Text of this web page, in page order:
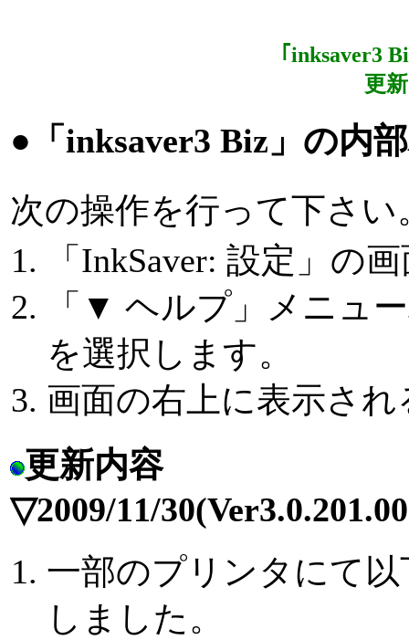
｢inksaver3
更
●「inksaver3 Biz」の内
次の操作を行って下さい
「InkSaver: 設定」の
「▼ ヘルプ」メニュ
を選択します。
画面の右上に表示さ
更新内容
▽2009/11/
一部のプリンタにて
しました。